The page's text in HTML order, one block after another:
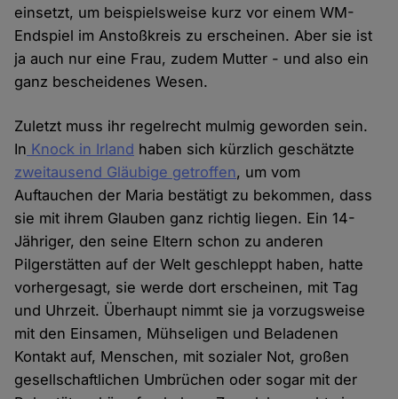
einsetzt, um beispielsweise kurz vor einem WM-
Endspiel im Anstoßkreis zu erscheinen. Aber sie ist
ja auch nur eine Frau, zudem Mutter - und also ein
ganz bescheidenes Wesen.
Zuletzt muss ihr regelrecht mulmig geworden sein.
In Knock in Irland haben sich kürzlich geschätzte
zweitausend Gläubige getroffen, um vom
Auftauchen der Maria bestätigt zu bekommen, dass
sie mit ihrem Glauben ganz richtig liegen. Ein 14-
Jähriger, den seine Eltern schon zu anderen
Pilgerstätten auf der Welt geschleppt haben, hatte
vorhergesagt, sie werde dort erscheinen, mit Tag
und Uhrzeit. Überhaupt nimmt sie ja vorzugsweise
mit den Einsamen, Mühseligen und Beladenen
Kontakt auf, Menschen, mit sozialer Not, großen
gesellschaftlichen Umbrüchen oder sogar mit der